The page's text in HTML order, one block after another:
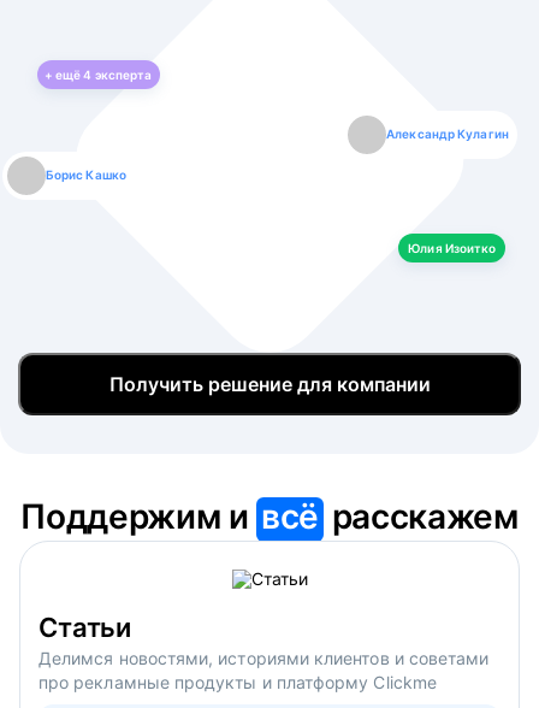
+ ещё4 эксперта
Борис Кашко
Александр Кулагин
Юлия Изоитко
Юлия Изоитко
Даниил Макаров
Александр Кулагин
Екатерина Лазаренко
Даниил Макаров
Борис Кашко
Екатерина Лазаренко
Юлия Изоитко
Получить решение для компании
Поддержим ивсё расскажем
Статьи
Делимся новостями, историями клиентов и советами
про рекламные продукты и платформу Clickme